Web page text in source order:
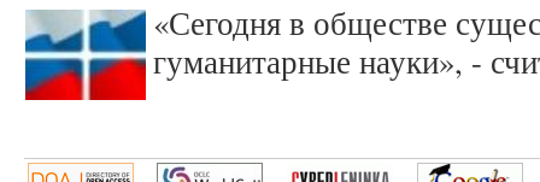
«Сегодня в обществе
гуманитарные науки», -